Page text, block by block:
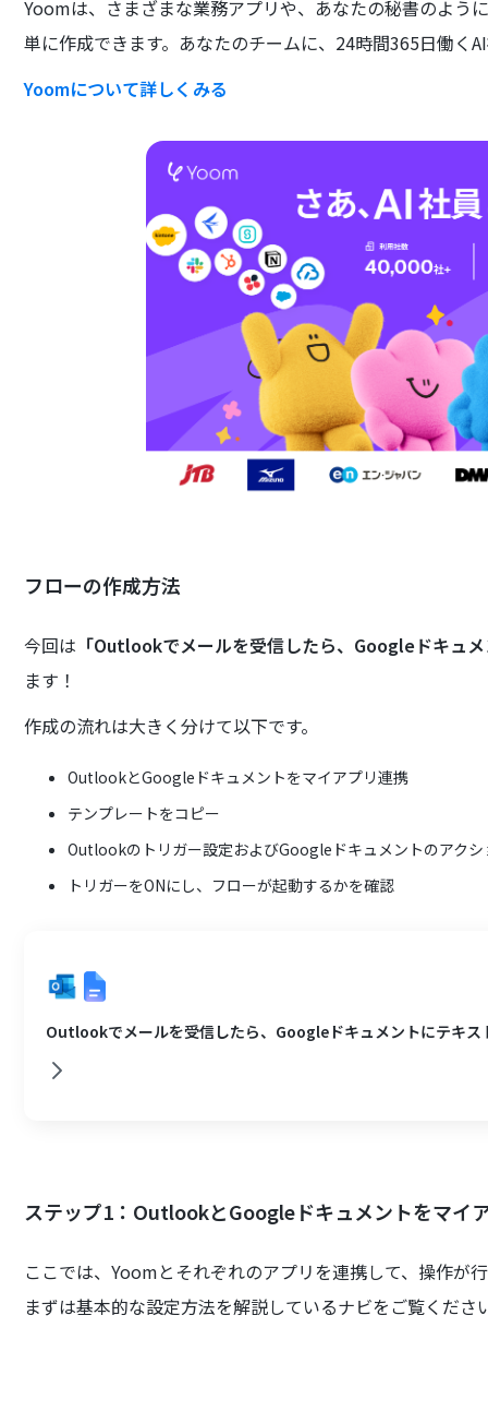
Yoomは、さまざまな業務アプリや、あなたの秘書のよう
単に作成できます。あなたのチームに、24時間365日働く
Yoomについて詳しくみる
フローの作成方法
今回は 「Outlookでメールを受信したら、Googleドキュ
ます！
作成の流れは大きく分けて以下です。
OutlookとGoogleドキュメントをマイアプリ連携
テンプレートをコピー
Outlookのトリガー設定およびGoogleドキュメントのアクシ
トリガーをONにし、フローが起動するかを確認
Outlookでメールを受信したら、Googleドキュメントにテキス
ステップ1：OutlookとGoogleドキュメントをマイ
ここでは、Yoomとそれぞれのアプリを連携して、操作が
まずは基本的な設定方法を解説しているナビをご覧くださ